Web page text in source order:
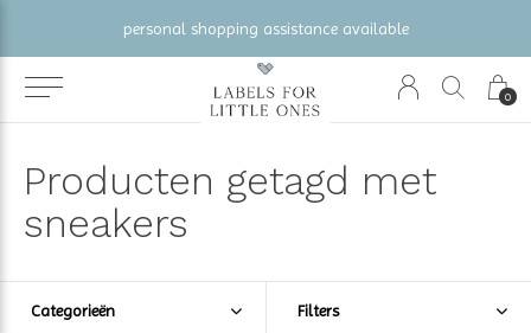
0
personal shopping assistance available
Producten getagd met
sneakers
Categorieën Filters